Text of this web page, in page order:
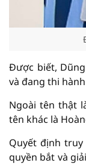
Được biết,
và đang thi
Ngoài tên thật
tên khác là
Quyết định
quyền bắt và